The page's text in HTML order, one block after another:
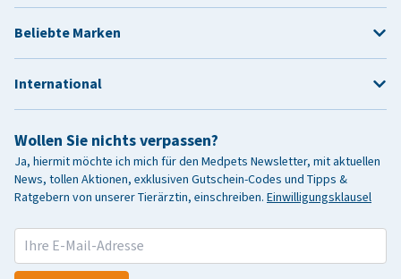
Wollen Sie nichts verpassen?
Ja, hiermit möchte ich mich für den Medpets Newsletter, mit aktuellen
News, tollen Aktionen, exklusiven Gutschein-Codes und Tipps &
Ratgebern von unserer Tierärztin, einschreiben. Einwilligungsklausel
Beliebte Marken
International